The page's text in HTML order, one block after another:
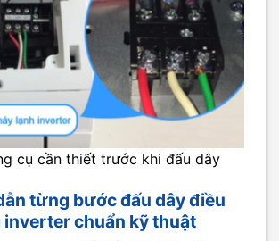
cụ cần thiết trước khi đấu dây
từng bước đấu dây điều
inverter chuẩn kỹ thuật